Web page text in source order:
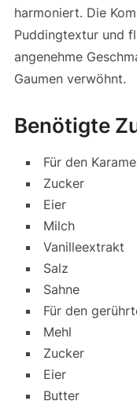
harmoniert. Die
Puddingtextur und
angenehme
Gaumen verwöhnt.
Benötigte
Für den
Zucker
Eier
Milch
Vanilleextrakt
Salz
Sahne
Für den
Mehl
Zucker
Eier
Butter